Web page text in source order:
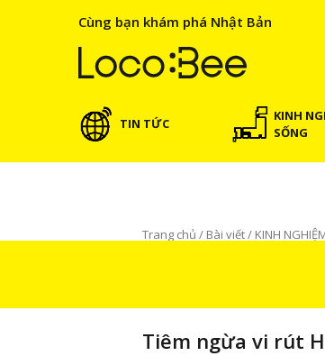
Cùng bạn khám phá Nhật Bản
TIN TỨC
KINH
SỐNG
Trang chủ / Bài viết/ KINH
Tiêm ngừa vi rút